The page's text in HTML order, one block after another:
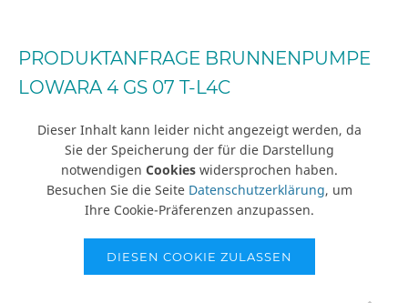
PRODUKTANFRAGE BRUNNENPUMPE
LOWARA 4 GS 07 T-L4C
Dieser Inhalt kann leider nicht angezeigt werden, da
Sie der Speicherung der für die Darstellung
notwendigen Cookies widersprochen haben.
Besuchen Sie die Seite Datenschutzerklärung, um
Ihre Cookie-Präferenzen anzupassen.
DIESEN COOKIE ZULASSEN